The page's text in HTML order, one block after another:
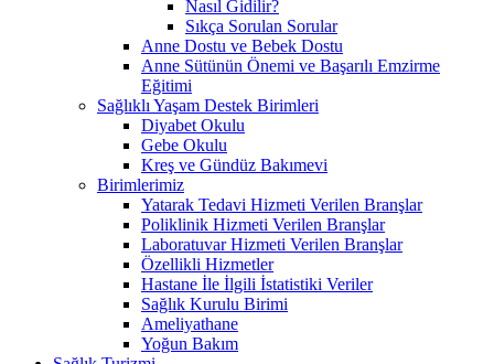
Nasıl Gidilir?
Sıkça Sorulan Sorular
Anne Dostu ve Bebek Dostu
Anne Sütünün Önemi ve Başarılı Emzirme
Eğitimi
Sağlıklı Yaşam Destek Birimleri
Diyabet Okulu
Gebe Okulu
Kreş ve Gündüz Bakımevi
Birimlerimiz
Yatarak Tedavi Hizmeti Verilen Branşlar
Poliklinik Hizmeti Verilen Branşlar
Laboratuvar Hizmeti Verilen Branşlar
Özellikli Hizmetler
Hastane İle İlgili İstatistiki Veriler
Sağlık Kurulu Birimi
Ameliyathane
Yoğun Bakım